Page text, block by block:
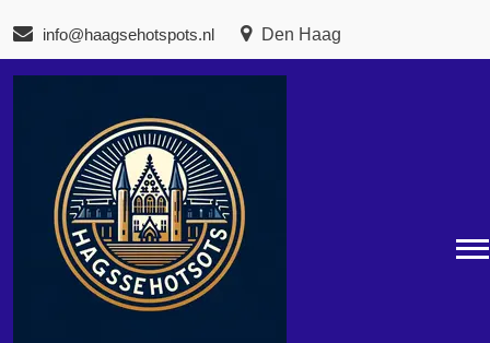
de
inhoud
info@haagsehotspots.nl Den Haag